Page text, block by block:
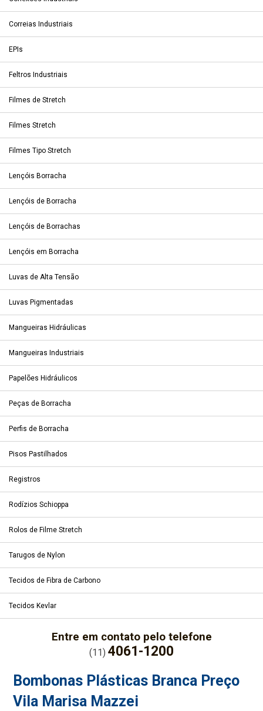
Correias Industriais
EPIs
Feltros Industriais
Filmes de Stretch
Filmes Stretch
Filmes Tipo Stretch
Lençóis Borracha
Lençóis de Borracha
Lençóis de Borrachas
Lençóis em Borracha
Luvas de Alta Tensão
Luvas Pigmentadas
Mangueiras Hidráulicas
Mangueiras Industriais
Papelões Hidráulicos
Peças de Borracha
Perfis de Borracha
Pisos Pastilhados
Registros
Rodízios Schioppa
Rolos de Filme Stretch
Tarugos de Nylon
Tecidos de Fibra de Carbono
Tecidos Kevlar
Entre em contato pelo telefone
(11) 4061-1200
Bombonas Plásticas Branca Preço
Vila Marisa Mazzei